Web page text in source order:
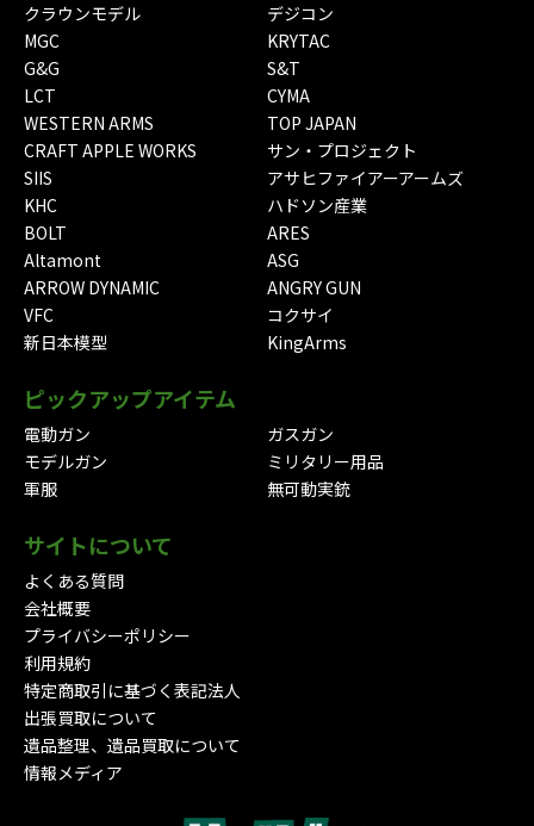
クラウンモデル
デジコン
MGC
KRYTAC
G&G
S&T
LCT
CYMA
WESTERN ARMS
TOP JAPAN
CRAFT APPLE WORKS
サン・プロジェクト
SIIS
アサヒファイアーアームズ
KHC
ハドソン産業
BOLT
ARES
Altamont
ASG
ARROW DYNAMIC
ANGRY GUN
VFC
コクサイ
新日本模型
KingArms
ピックアップアイテム
電動ガン
ガスガン
モデルガン
ミリタリー用品
軍服
無可動実銃
サイトについて
よくある質問
会社概要
プライバシーポリシー
利用規約
特定商取引に基づく表記法人
出張買取について
遺品整理、遺品買取について
情報メディア